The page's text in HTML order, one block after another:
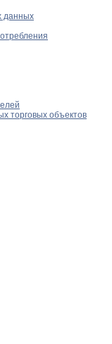
данных
торговых объектов